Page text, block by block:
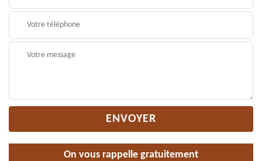
On vous rappelle gratuitement